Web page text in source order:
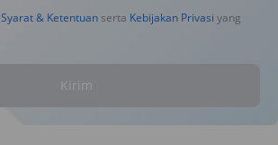
Syarat & Ketentuan serta Kebijakan Privasi yang
Kirim